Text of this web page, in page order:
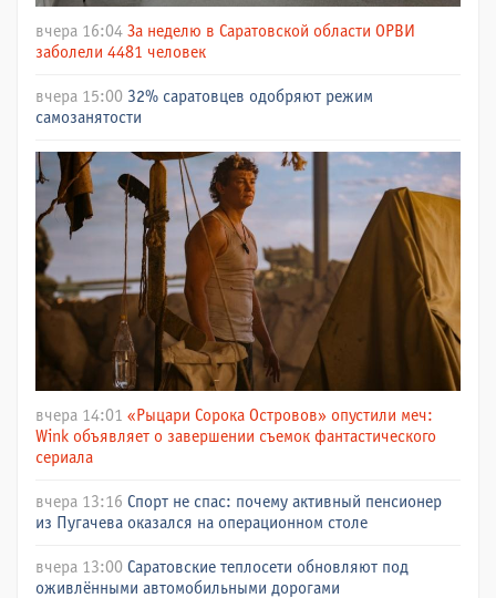
вчера 16:04 За неделю в Саратовской области ОРВИ
заболели 4481 человек
вчера 15:00 32% саратовцев одобряют режим
самозанятости
вчера 14:01 «Рыцари Сорока Островов» опустили меч:
Wink объявляет о завершении съемок фантастического
сериала
вчера 13:16 Спорт не спас: почему активный пенсионер
из Пугачева оказался на операционном столе
вчера 13:00 Саратовские теплосети обновляют под
оживлёнными автомобильными дорогами